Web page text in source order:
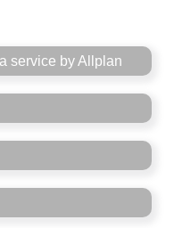
service by Allplan